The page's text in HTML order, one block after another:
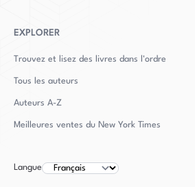
EXPLORER
Trouvez et lisez des livres dans l'ordre
Tous les auteurs
Auteurs A-Z
Meilleures ventes du New York Times
Langue